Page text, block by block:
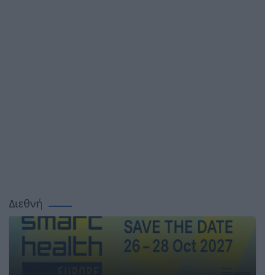
Διεθνή